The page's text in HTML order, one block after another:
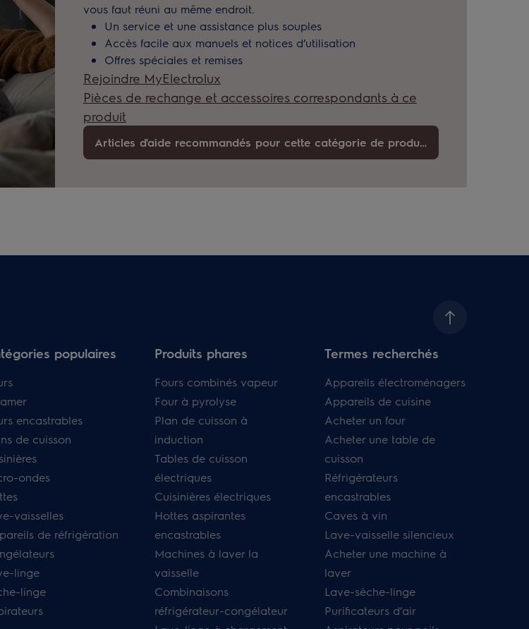
vous faut réuni au même endroit.
Un service et une assistance plus souples
Accès facile aux manuels et notices d’utilisation
Offres spéciales et remises
Rejoindre MyElectrolux
Pièces de rechange et accessoires correspondants à ce
produit
Articles d'aide recommandés pour cette catégorie de produits
populaires
encastrables
de cuisson
ondes
vaisselles
de réfrigération
linge
linge
Produits phares
Fours combinés vapeur
Four à pyrolyse
Plan de cuisson à
induction
Tables de cuisson
électriques
Cuisinières électriques
Hottes aspirantes
encastrables
Machines à laver la
vaisselle
Combinaisons
réfrigérateur-congélateur
Termes recherchés
Appareils électroménagers
Appareils de cuisine
Acheter un four
Acheter une table de
cuisson
Réfrigérateurs
encastrables
Caves à vin
Lave-vaisselle silencieux
Acheter une machine à
laver
Lave-sèche-linge
Purificateurs d’air